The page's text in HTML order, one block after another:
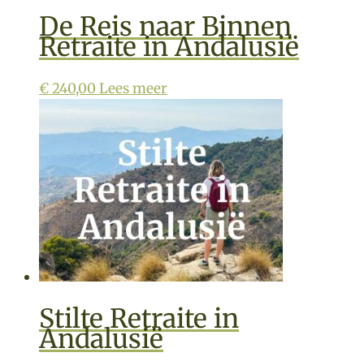
De Reis naar Binnen
Retraite in Andalusië
€240,00 Lees meer
Stilte Retraite in
Andalusië